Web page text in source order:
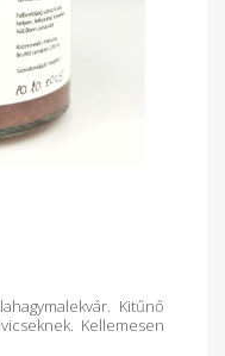
Kitűnő
Kellemesen